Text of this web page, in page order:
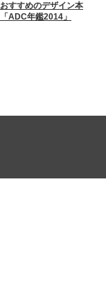
おすすめのデザイン本
「ADC年鑑2014」